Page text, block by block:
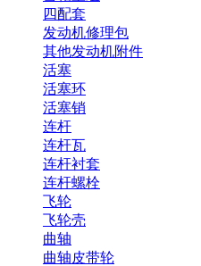
四配套
发动机修理包
其他发动机附件
活塞
活塞环
活塞销
连杆
连杆瓦
连杆衬套
连杆螺栓
飞轮
飞轮壳
曲轴
曲轴皮带轮